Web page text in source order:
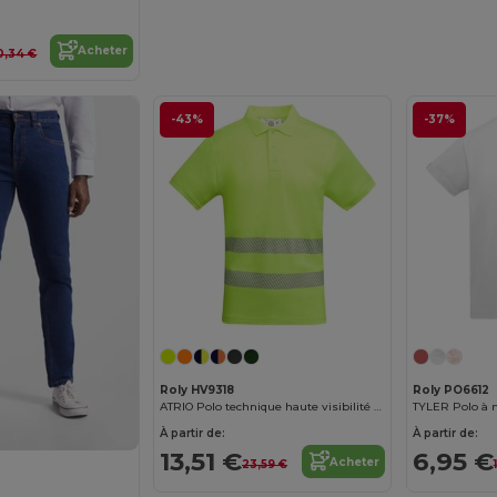
€ Acheter
-43%
Roly HV9318
ATRIO Polo technique haute visibilité à manches courtes
À partir de:
13,51 €23,59 € Acheter
-37%
Roly PO6612
À partir de:
6,95 €